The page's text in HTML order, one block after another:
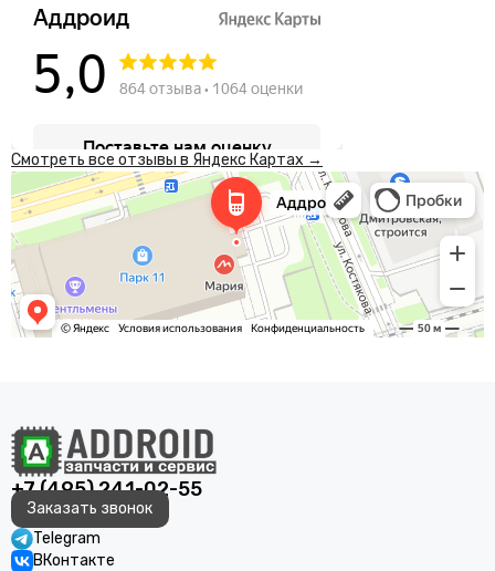
Смотреть все отзывы в Яндекс Картах →
Аддроид
Ремонт телефонов в Москве
Товары для мобильных телефонов в Москве
+7 (495) 241-02-55
Заказать звонок
Telegram
ВКонтакте